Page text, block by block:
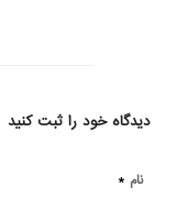
دیدگاه خود را ثبت کنید
نام *